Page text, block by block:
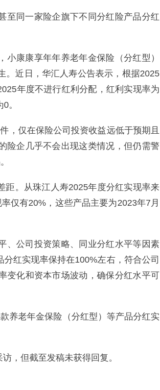
至同一家险企旗下不同分红险产品分红
康康享年年养老年金保险（分红型）
。近日，华汇人寿公告表示，根据2025
年度不进行红利分配，红利实现率为
。
，仅在保险公司投资收益远低于预期且
险企几乎不会出现这类情况，但仍需警
距。从珠江人寿2025年度分红实现率来
仅有20%，这些产品主要为2023年7月
、公司投资策略、同业分红水平等因素
红实现率保持在100%左右，符合公司
变化和资本市场波动，确保分红水平可
养老年金保险（分红型）等产品分红实
，但截至发稿未获得回复。